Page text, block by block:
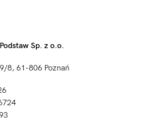
Sp. z o.o.
8, 61-806 Poznań